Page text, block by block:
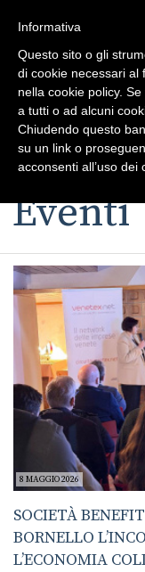
Toggle
navigation
Eventi
8 MAGGIO 2026
SOCIETÀ
BORNELLO
L’ECONOMIA
Informativa
Questo sito o gli
di cookie necessari al
nella cookie policy.
a tutti o ad alcuni
Chiudendo questo
su un link o
acconsenti all’uso dei